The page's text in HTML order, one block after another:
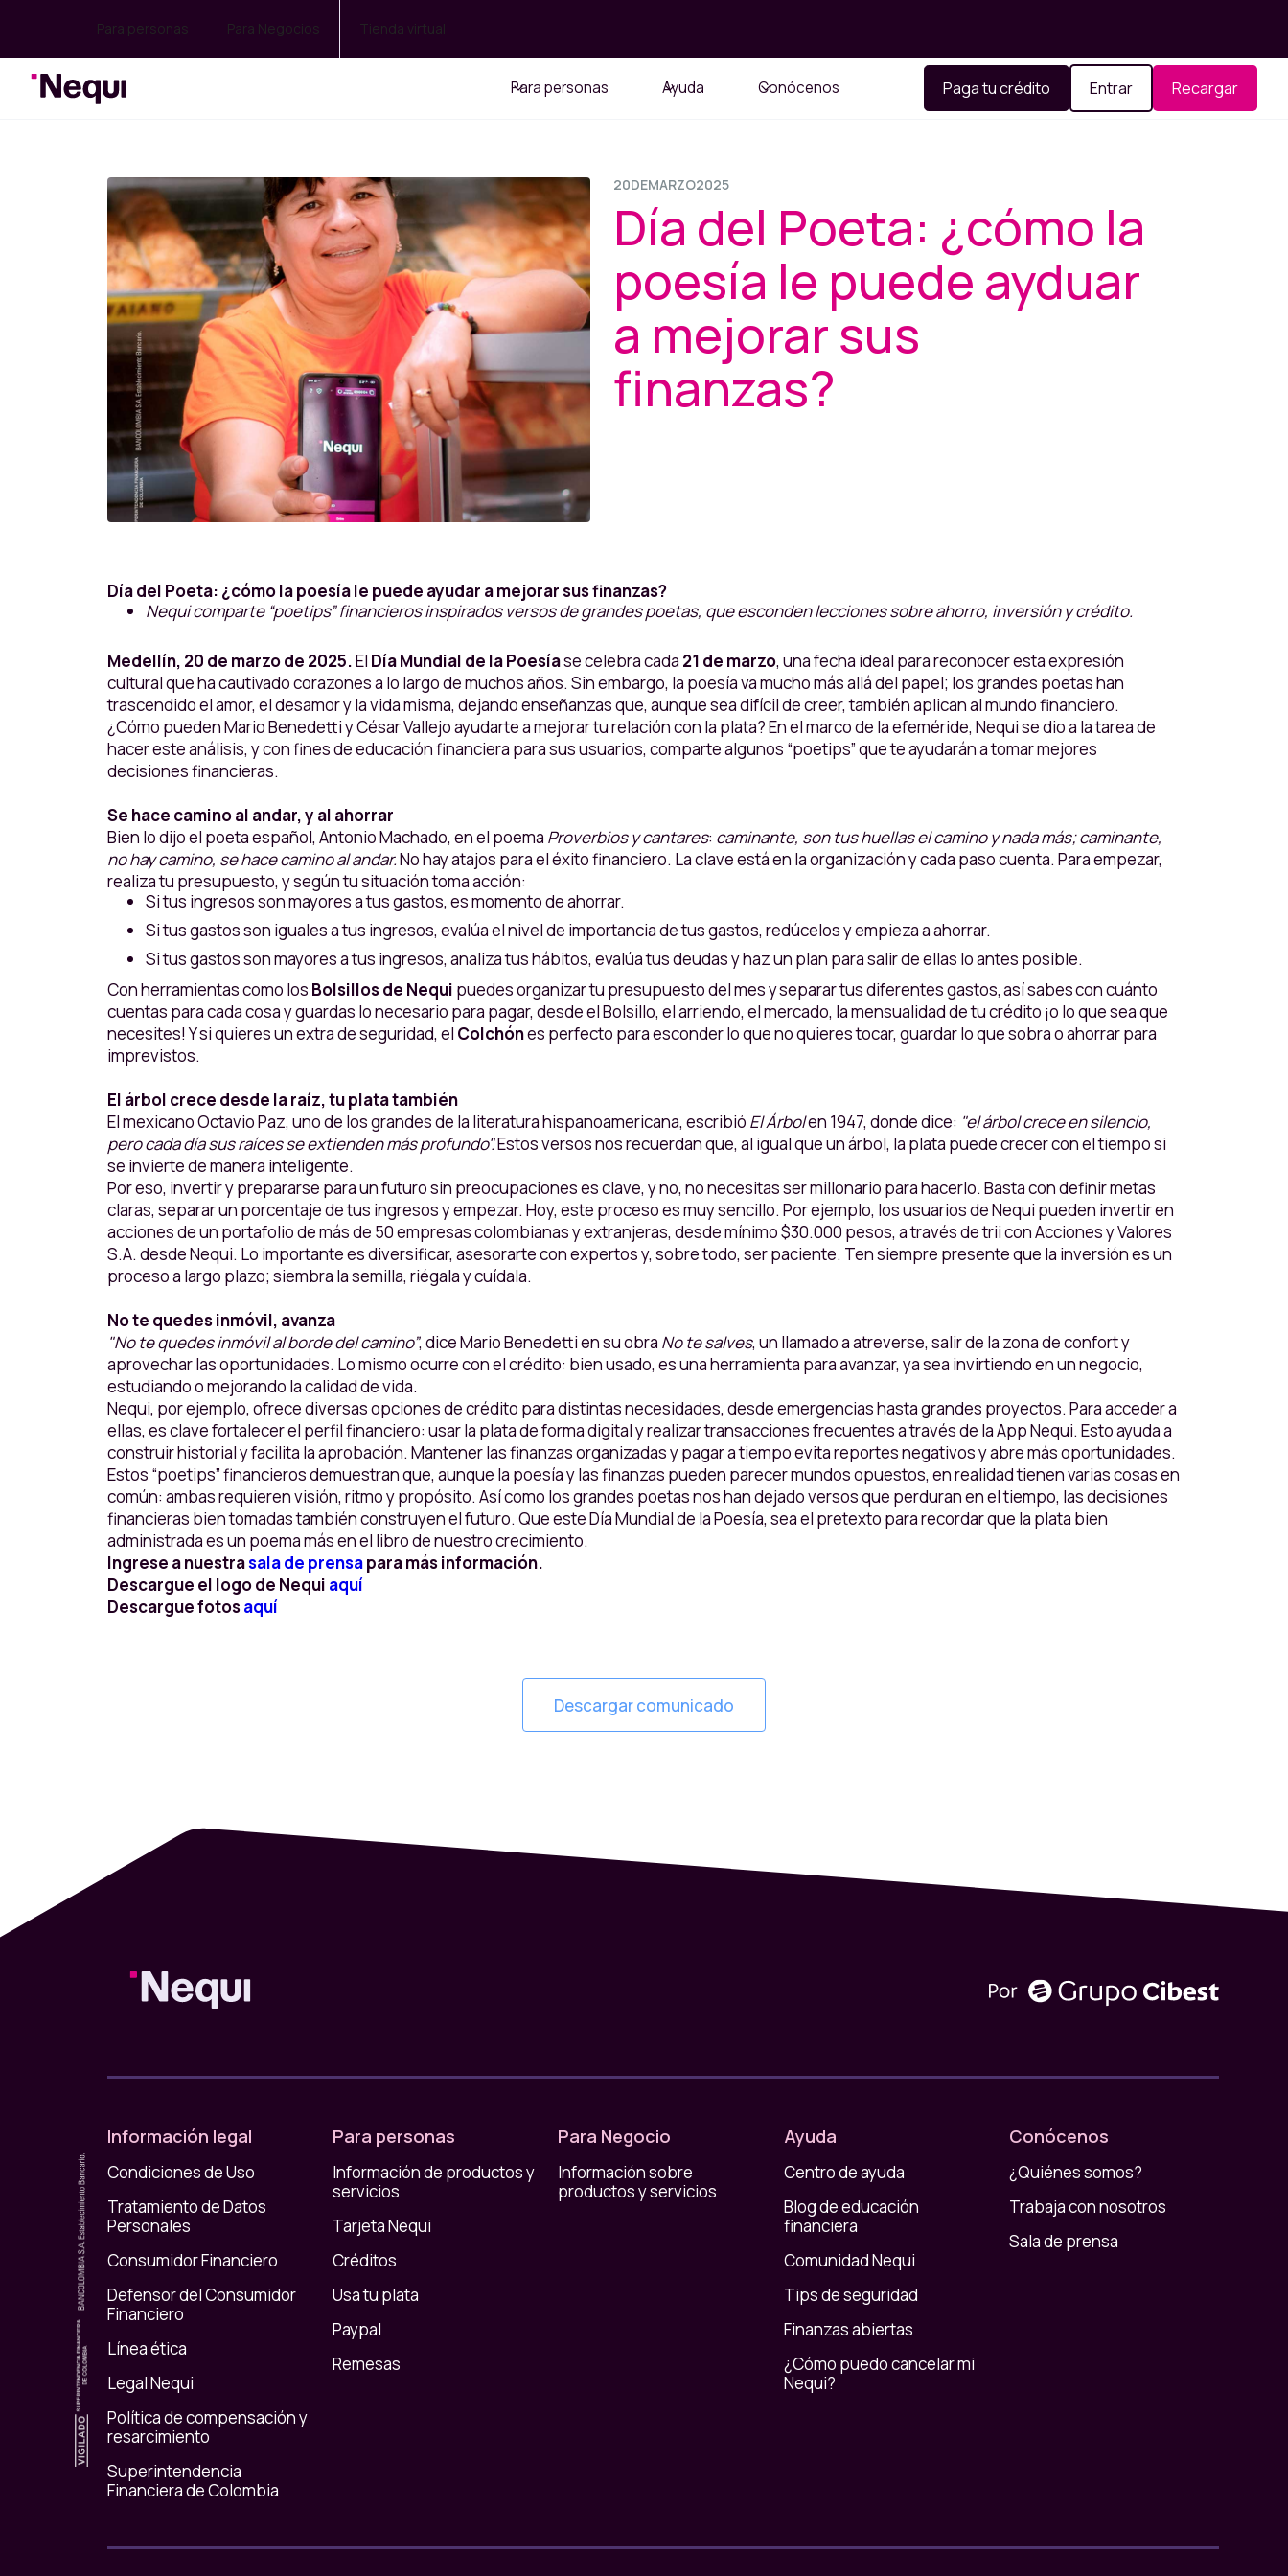
Para personas Para Negocios Tienda virtual
Para personas Ayuda Conócenos Paga tu crédito Entrar Recargar
20DEMARZO2025
Día del Poeta: ¿cómo la
poesía le puede ayduar
a mejorar sus
finanzas?
Día del Poeta: ¿cómo la poesía le puede ayudar a mejorar sus finanzas?
Nequi comparte “poetips” financieros inspirados versos de grandes poetas, que esconden lecciones sobre ahorro, inversión y crédito.
Medellín, 20 de marzo de 2025.El Día Mundial de la Poesíase celebra cada 21 de marzo, una fecha ideal para reconocer esta expresión
cultural que ha cautivado corazones a lo largo de muchos años. Sin embargo, la poesía va mucho más allá del papel; los grandes poetas han
trascendido el amor, el desamor y la vida misma, dejando enseñanzas que, aunque sea difícil de creer, también aplican al mundo financiero.
¿Cómo pueden Mario Benedetti y César Vallejo ayudarte a mejorar tu relación con la plata? En el marco de la efeméride, Nequi se dio a la tarea de
hacer este análisis, y con fines de educación financiera para sus usuarios, comparte algunos “poetips” que te ayudarán a tomar mejores
decisiones financieras.
Se hace camino al andar, y al ahorrar
Bien lo dijo el poeta español, Antonio Machado, en el poema Proverbios y cantares: caminante, son tus huellas el camino y nada más; caminante,
no hay camino, se hace camino al andar.No hay atajos para el éxito financiero. La clave está en la organización y cada paso cuenta. Para empezar,
realiza tu presupuesto, y según tu situación toma acción:
Si tus ingresos son mayores a tus gastos, es momento de ahorrar.
Si tus gastos son iguales a tus ingresos, evalúa el nivel de importancia de tus gastos, redúcelos y empieza a ahorrar.
Si tus gastos son mayores a tus ingresos, analiza tus hábitos, evalúa tus deudas y haz un plan para salir de ellas lo antes posible.
Con herramientas como los Bolsillos de Nequi puedes organizar tu presupuesto del mes y separar tus diferentes gastos, así sabes con cuánto
cuentas para cada cosa y guardas lo necesario para pagar, desde el Bolsillo, el arriendo, el mercado, la mensualidad de tu crédito ¡o lo que sea que
necesites! Y si quieres un extra de seguridad, el Colchónes perfecto para esconder lo que no quieres tocar, guardar lo que sobra o ahorrar para
imprevistos.
El árbol crece desde la raíz, tu plata también
El mexicano Octavio Paz, uno de los grandes de la literatura hispanoamericana, escribió El Árbolen 1947, donde dice: "el árbol crece en silencio,
pero cada día sus raíces se extienden más profundo".Estos versos nos recuerdan que, al igual que un árbol, la plata puede crecer con el tiempo si
se invierte de manera inteligente.
Por eso, invertir y prepararse para un futuro sin preocupaciones es clave, y no, no necesitas ser millonario para hacerlo. Basta con definir metas
claras, separar un porcentaje de tus ingresos y empezar. Hoy, este proceso es muy sencillo. Por ejemplo, los usuarios de Nequi pueden invertir en
acciones de un portafolio de más de 50 empresas colombianas y extranjeras, desde mínimo $30.000 pesos, a través de trii con Acciones y Valores
S.A. desde Nequi. Lo importante es diversificar, asesorarte con expertos y, sobre todo, ser paciente. Ten siempre presente que la inversión es un
proceso a largo plazo; siembra la semilla, riégala y cuídala.
No te quedes inmóvil, avanza
"No te quedes inmóvil al borde del camino”, dice Mario Benedetti en su obra No te salves, un llamado a atreverse, salir de la zona de confort y
aprovechar las oportunidades. Lo mismo ocurre con el crédito: bien usado, es una herramienta para avanzar, ya sea invirtiendo en un negocio,
estudiando o mejorando la calidad de vida.
Nequi, por ejemplo, ofrece diversas opciones de crédito para distintas necesidades, desde emergencias hasta grandes proyectos. Para acceder a
ellas, es clave fortalecer el perfil financiero: usar la plata de forma digital y realizar transacciones frecuentes a través de la App Nequi. Esto ayuda a
construir historial y facilita la aprobación. Mantener las finanzas organizadas y pagar a tiempo evita reportes negativos y abre más oportunidades.
Estos “poetips” financieros demuestran que, aunque la poesía y las finanzas pueden parecer mundos opuestos, en realidad tienen varias cosas en
común: ambas requieren visión, ritmo y propósito. Así como los grandes poetas nos han dejado versos que perduran en el tiempo, las decisiones
financieras bien tomadas también construyen el futuro. Que este Día Mundial de la Poesía, sea el pretexto para recordar que la plata bien
administrada es un poema más en el libro de nuestro crecimiento.
Ingrese a nuestrasala de prensapara más información.
Descargue el logo de Nequi aquí
Descargue fotosaquí
Descargar comunicado
Información legal
Condiciones de Uso
Tratamiento de Datos
Personales
Consumidor Financiero
Defensor del Consumidor
Financiero
Línea ética
Legal Nequi
Política de compensación y
resarcimiento
Superintendencia
Financiera de Colombia
Para personas
Información de productos y
servicios
Tarjeta Nequi
Créditos
Usa tu plata
Paypal
Remesas
Para Negocio
Información sobre
productos y servicios
Ayuda
Centro de ayuda
Blog de educación
financiera
Comunidad Nequi
Tips de seguridad
Finanzas abiertas
¿Cómo puedo cancelar mi
Nequi?
Conócenos
¿Quiénes somos?
Trabaja con nosotros
Sala de prensa